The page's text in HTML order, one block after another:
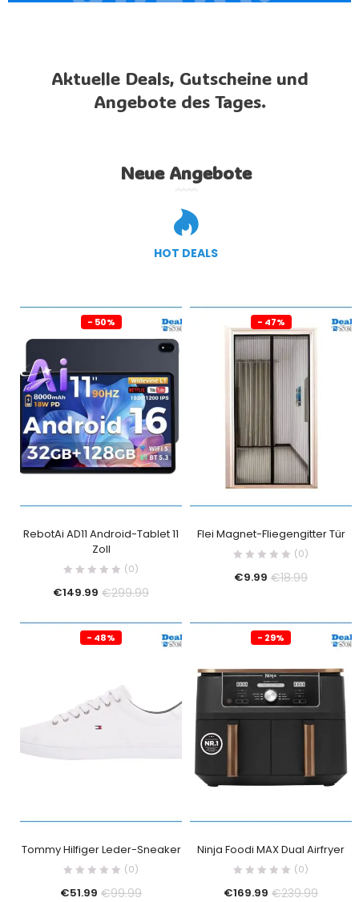
Aktuelle Deals, Gutscheine und
Angebote des Tages.
Neue Angebote
HOT DEALS
- 50%
RebotAi AD11 Android-Tablet 11
Zoll
(0)
€149.99 €299.99
- 47%
Flei Magnet-Fliegengitter Tür
(0)
€9.99 €18.99
- 48%
Tommy Hilfiger Leder-Sneaker
(0)
€51.99 €99.99
- 29%
Ninja Foodi MAX Dual Airfryer
(0)
€169.99 €239.99